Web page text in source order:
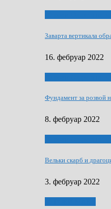
Заварта вертикала
16. фебруар 2022
Фундамент за розвой
8. фебруар 2022
Вельки скарб и
3. фебруар 2022